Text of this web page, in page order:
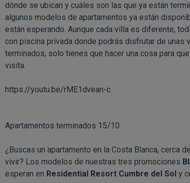
dónde se ubican y cuáles son las que ya están
algunos modelos de apartamentos ya están
están esperando. Aunque cada villa es diferente,
con piscina privada donde podrás disfrutar de
terminados, solo tienes que hacer una cosa para
visita.
https://youtu.be/rME1dvean-c
Apartamentos terminados 15/10
¿Buscas un apartamento en la Costa Blanca, cerca
vivir? Los modelos de nuestras tres promociones
esperan en Residential Resort Cumbre del Sol y